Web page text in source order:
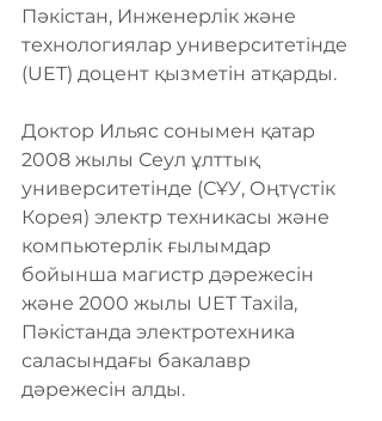
Пәкістан, Инженерлік және
технологиялар университетінде
(UET) доцент қызметін атқарды.
Доктор Ильяс сонымен қатар
2008 жылы Сеул ұлттық
университетінде (СҰУ, Оңтүстік
Корея) электр техникасы және
компьютерлік ғылымдар
бойынша магистр дәрежесін
және 2000 жылы UET Taxila,
Пәкістанда электротехника
саласындағы бакалавр
дәрежесін алды.